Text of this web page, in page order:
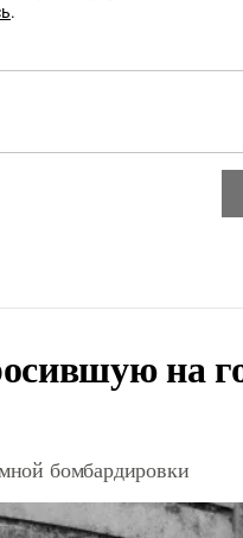
.
на
бомбардировки